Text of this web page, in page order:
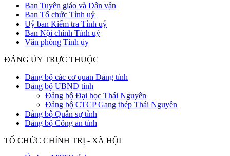
Ban Tuyên giáo và Dân vận
Ban Tổ chức Tỉnh uỷ
Uỷ ban Kiểm tra Tỉnh uỷ
Ban Nội chính Tỉnh uỷ
Văn phòng Tỉnh ủy
ĐẢNG ỦY TRỰC THUỘC
Đảng bộ các cơ quan Đảng tỉnh
Đảng bộ UBND tỉnh
Đảng bộ Đại học Thái Nguyên
Đảng bộ CTCP Gang thép Thái Nguyên
Đảng bộ Quân sự tỉnh
Đảng bộ Công an tỉnh
TỔ CHỨC CHÍNH TRỊ - XÃ HỘI